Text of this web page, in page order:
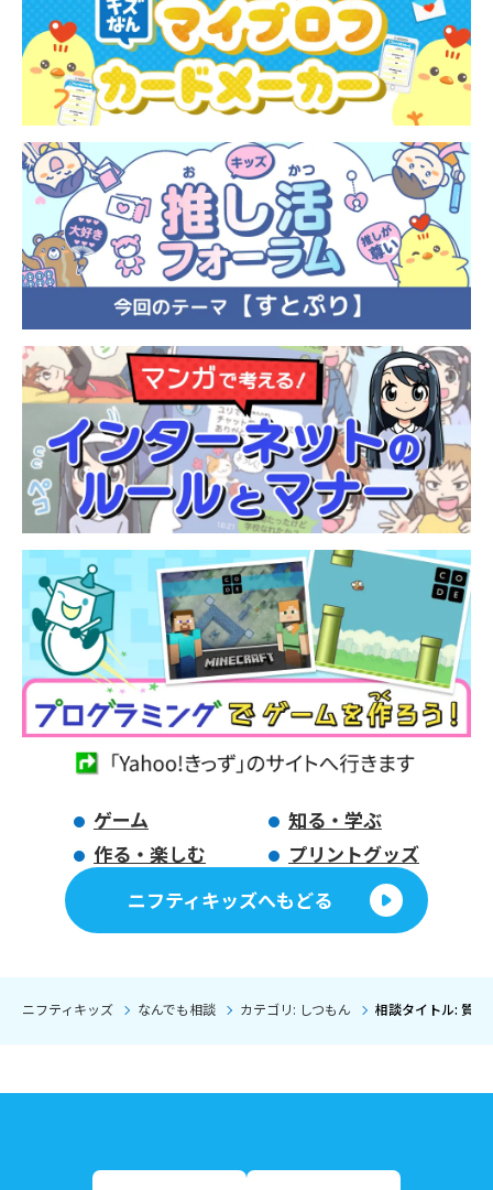
ゲーム
知る・学ぶ
作る・楽しむ
プリントグッズ
ニフティキッズへもどる
ニフティキッズ なんでも相談 カテゴリ: しつもん 相談タイトル: 質問